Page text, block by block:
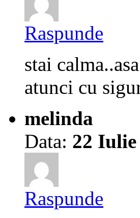
Raspunde
stai
atunci cu
melinda
Data: 22 Iulie
Raspunde